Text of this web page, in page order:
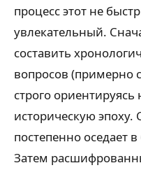
процесс этот не
увлекательный.
составить
вопросов (примерно
строго
историческую эпоху.
постепенно оседает
Затем